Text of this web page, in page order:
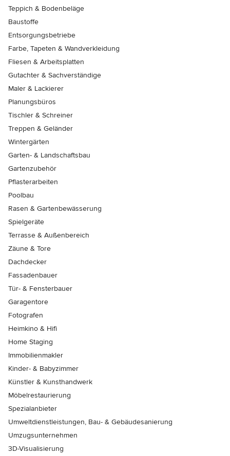
Teppich & Bodenbeläge
Baustoffe
Entsorgungsbetriebe
Farbe, Tapeten & Wandverkleidung
Fliesen & Arbeitsplatten
Gutachter & Sachverständige
Maler & Lackierer
Planungsbüros
Tischler & Schreiner
Treppen & Geländer
Wintergärten
Garten- & Landschaftsbau
Gartenzubehör
Pflasterarbeiten
Poolbau
Rasen & Gartenbewässerung
Spielgeräte
Terrasse & Außenbereich
Zäune & Tore
Dachdecker
Fassadenbauer
Tür- & Fensterbauer
Garagentore
Fotografen
Heimkino & Hifi
Home Staging
Immobilienmakler
Kinder- & Babyzimmer
Künstler & Kunsthandwerk
Möbelrestaurierung
Spezialanbieter
Umweltdienstleistungen, Bau- & Gebäudesanierung
Umzugsunternehmen
3D-Visualisierung